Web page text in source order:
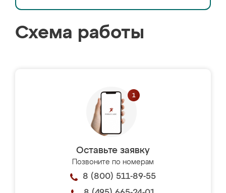
Схема работы
Оставьте заявку
Позвоните по номерам
8 (800) 511-89-55